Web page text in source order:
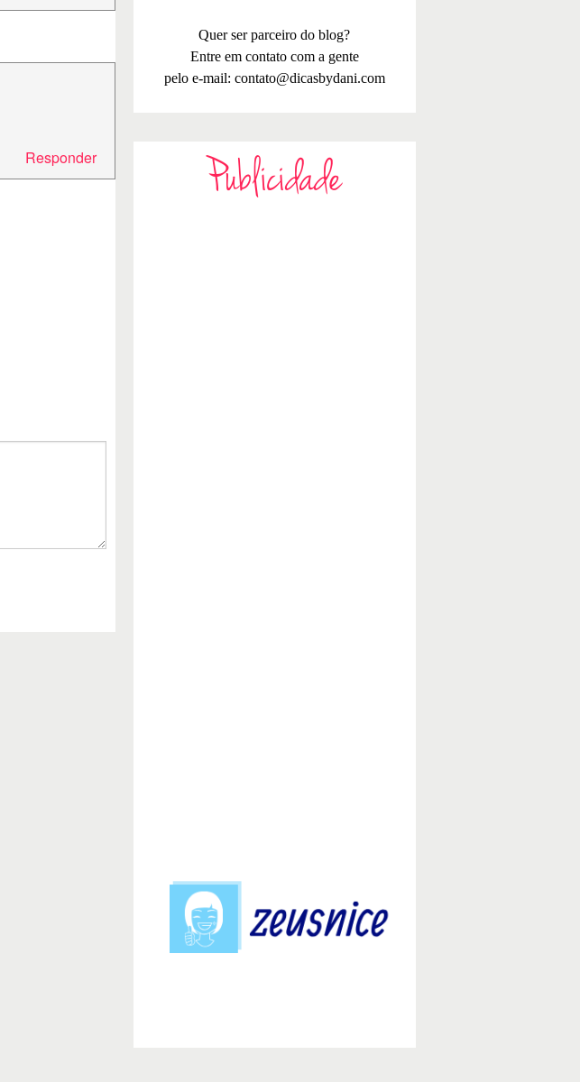
Responder
Quer ser parceiro do blog?
Entre em contato com a gente
pelo e-mail: contato@dicasbydani.com
Publicidade